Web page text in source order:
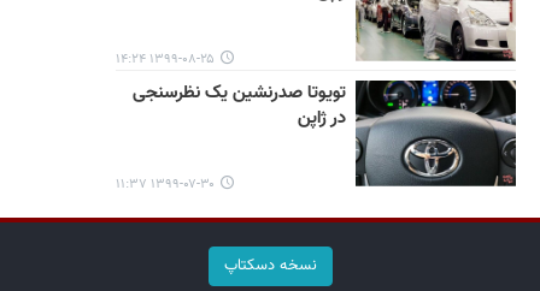
۱۳۹۹-۰۸-۲۵ ۱۴:۲۴
تویوتا صدرنشین یک نظرسنجی
در ژاپن
۱۳۹۹-۰۷-۳۰ ۱۱:۳۷
نسخه دسکتاپ